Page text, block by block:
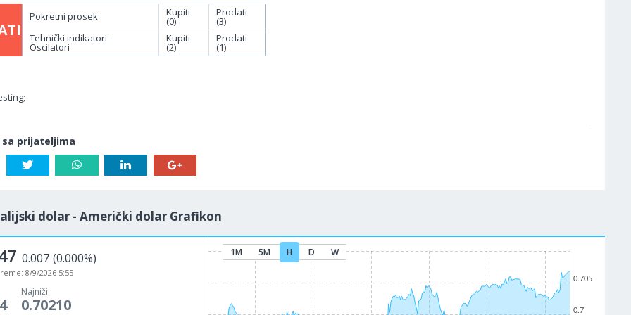
Pokretni prosek Kupiti
(0)
Prodati
(3)
Tehnički indikatori -
Oscilatori
Kupiti
(2)
Prodati
(1)
prijateljima
dolar - Američki dolar Grafikon
0.007 (0.000%)
8/9/2026 5:55
Najniži
0.70210
1M 5M H D W
0.7
0.705